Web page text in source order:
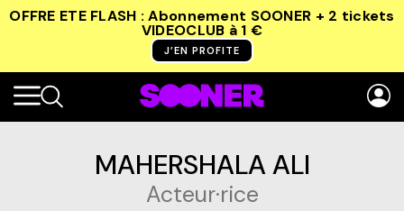
OFFRE ETE FLASH : Abonnement SOONER + 2 tickets
VIDEOCLUB à 1 €
J’EN PROFITE
MAHERSHALA ALI
Acteur·rice